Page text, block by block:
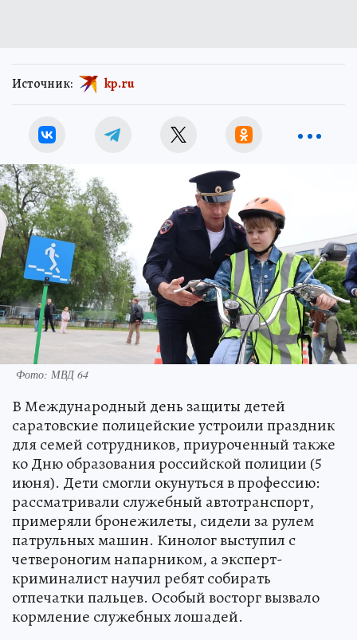
Источник: kp.ru
Фото: МВД 64
В Международный день защиты детей
саратовские полицейские устроили праздник
для семей сотрудников, приуроченный также
ко Дню образования российской полиции (5
июня). Дети смогли окунуться в профессию:
рассматривали служебный автотранспорт,
примеряли бронежилеты, сидели за рулем
патрульных машин. Кинолог выступил с
четвероногим напарником, а эксперт-
криминалист научил ребят собирать
отпечатки пальцев. Особый восторг вызвало
кормление служебных лошадей.